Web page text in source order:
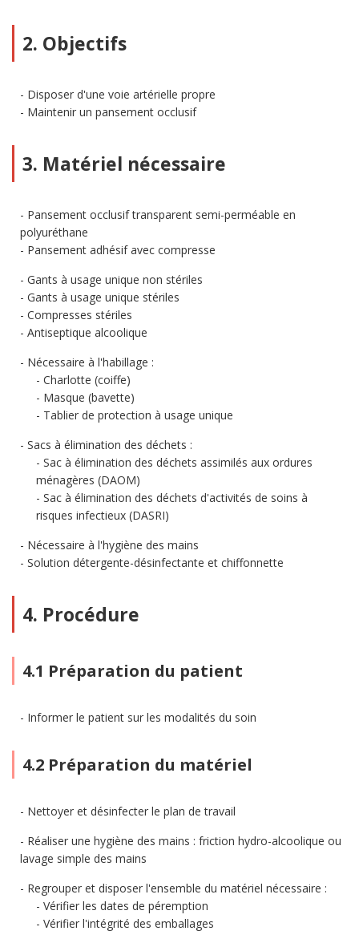
2. Objectifs
Disposer d'une voie artérielle propre
Maintenir un pansement occlusif
3. Matériel nécessaire
Pansement occlusif transparent semi-perméable en
polyuréthane
Pansement adhésif avec compresse
Gants à usage unique non stériles
Gants à usage unique stériles
Compresses stériles
Antiseptique alcoolique
Nécessaire à l'habillage :
Charlotte (coiffe)
Masque (bavette)
Tablier de protection à usage unique
Sacs à élimination des déchets :
Sac à élimination des déchets assimilés aux ordures
ménagères (DAOM)
Sac à élimination des déchets d'activités de soins à
risques infectieux (DASRI)
Nécessaire à l'hygiène des mains
Solution détergente-désinfectante et chiffonnette
4. Procédure
4.1 Préparation du patient
Informer le patient sur les modalités du soin
4.2 Préparation du matériel
Nettoyer et désinfecter le plan de travail
Réaliser une hygiène des mains : friction hydro-alcoolique ou
lavage simple des mains
Regrouper et disposer l'ensemble du matériel nécessaire :
Vérifier les dates de péremption
Vérifier l'intégrité des emballages